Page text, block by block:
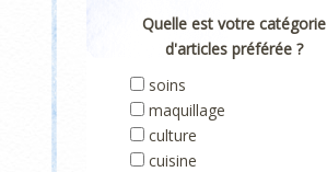
Quelle est votre catégorie
d'articles préférée ?
soins
maquillage
culture
cuisine